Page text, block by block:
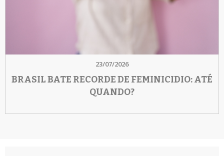
23/07/2026
BRASIL BATE RECORDE DE FEMINICIDIO: ATÉ
QUANDO?